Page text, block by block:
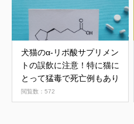
犬猫のα-リポ酸サプリメン
トの誤飲に注意！特に猫に
とって猛毒で死亡例もあり
閲覧数：572